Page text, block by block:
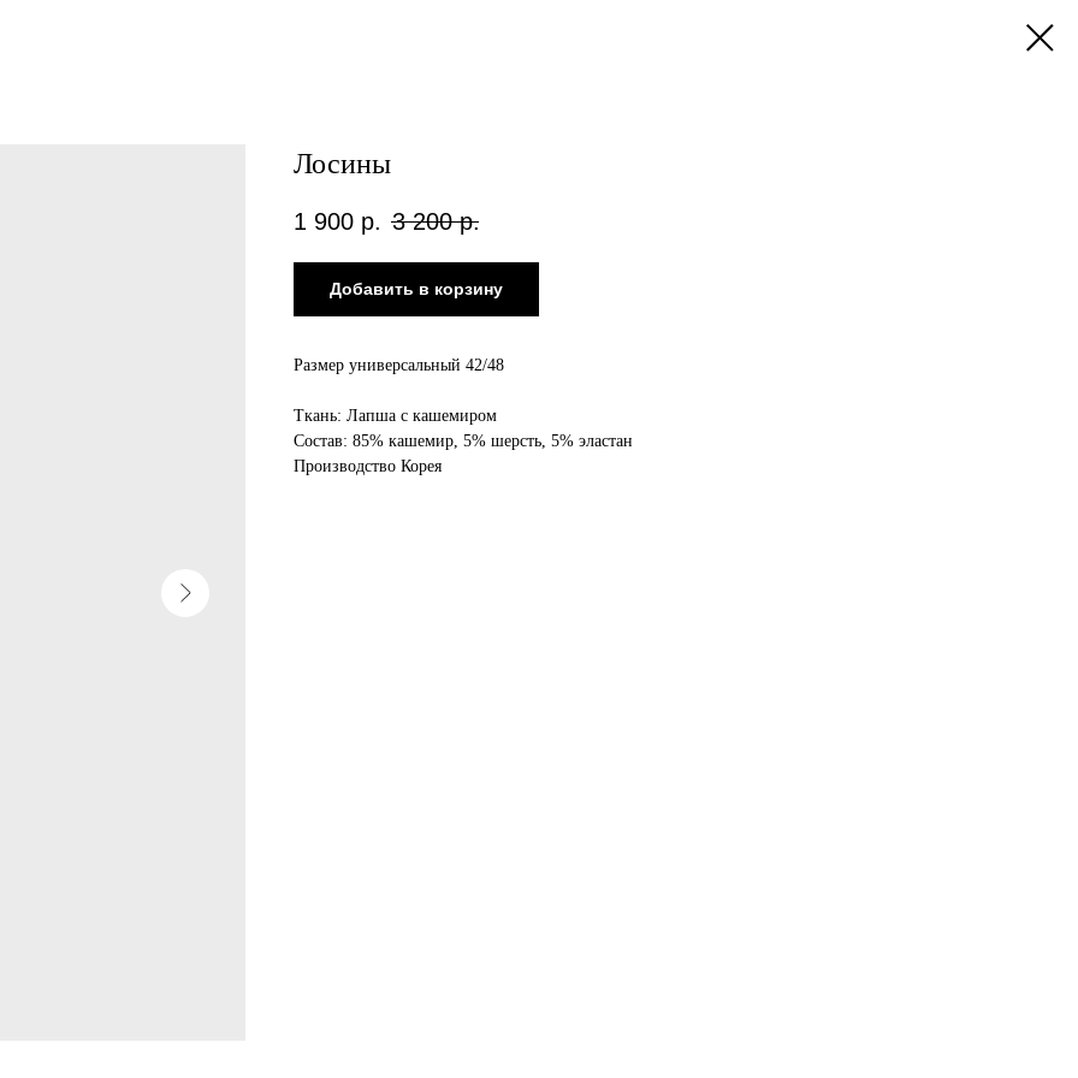
Лосины
1 900 р. 3 200 р.
Добавить в корзину
Размер универсальный 42/48
Ткань: Лапша с кашемиром
Состав: 85% кашемир, 5% шерсть, 5% эластан
Производство Корея